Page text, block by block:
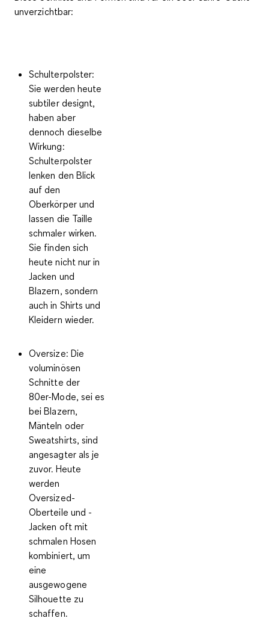
unverzichtbar:
Schulterpolster:
Sie werden heute
subtiler designt,
haben aber
dennoch dieselbe
Wirkung:
Schulterpolster
lenken den Blick
auf den
Oberkörper und
lassen die Taille
schmaler wirken.
Sie finden sich
heute nicht nur in
Jacken und
Blazern, sondern
auch in Shirts und
Kleidern wieder.
Oversize: Die
voluminösen
Schnitte der
80er-Mode, sei es
bei Blazern,
Mänteln oder
Sweatshirts, sind
angesagter als je
zuvor. Heute
werden
Oversized-
Oberteile und -
Jacken oft mit
schmalen Hosen
kombiniert, um
eine
ausgewogene
Silhouette zu
schaffen.